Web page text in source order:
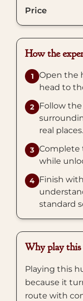
Price
How the
1
Open the
head to
2
Follow
real places.
3 Complete
while
4 Finish
standard
Why play
Playing this
because it
route with